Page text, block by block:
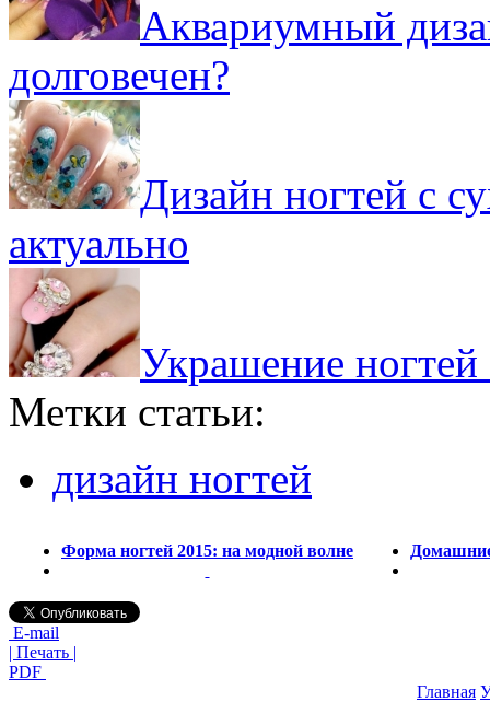
Аквариумный
долговечен?
Дизайн ногтей с
актуально
Украшение ногтей
Метки статьи:
дизайн ногтей
Форма ногтей 2015: на модной волне
E-mail
| Печать |
PDF
Главная